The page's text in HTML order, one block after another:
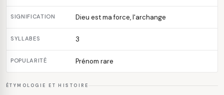
SIGNIFICATION Dieu est ma force, l'archange
SYLLABES 3
POPULARITÉ Prénom rare
ÉTYMOLOGIE ET HISTOIRE